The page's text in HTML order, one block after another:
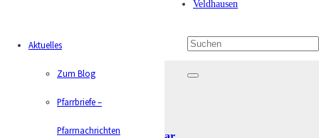
Aktuelles
Zum Blog
Pfarrbriefe –
Pfarrnachrichten
Veldhausen